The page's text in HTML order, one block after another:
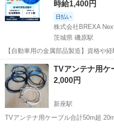
時給1,400円
日払い
株式会社BREXA
茨城県 磯原駅
【自動車用の金属部品製造】資格や
費会社負担／正社員登用のチャンス
勤OK《茨城県茨城市》 人気の工場のお仕事 ◇トラックの金属部品の
製造◇ ★トラックの金属...
茨城 北茨城市 磯原駅 その
TVアンテナ用ケ
2,000円
新座駅
TVアンテナ用ケーブル合計50m超 20mx1 8mx2 5.5mx2 4mx1